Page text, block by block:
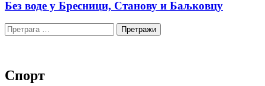
Без воде у Бресници, Станову и Баљковцу
Претрага
за:
Спорт